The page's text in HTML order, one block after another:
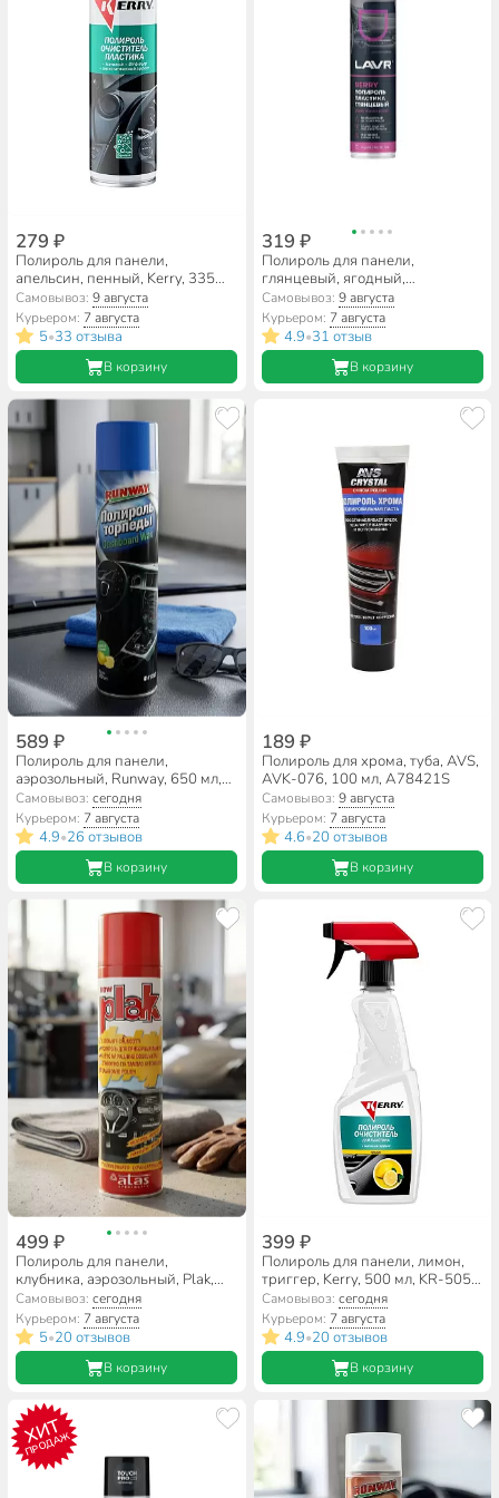
279 ₽
Полироль для панели,
апельсин, пенный, Kerry, 335
мл, KR-905-3
Самовывоз:9 августа
Курьером: 7 августа
5•33 отзыва
В корзину
319 ₽
Полироль для панели,
глянцевый, ягодный,
аэрозольный, Lavr, 400 мл,
Ln1415
Самовывоз: 9 августа
Курьером: 7 августа
4.9•31 отзыв
В корзину
589 ₽
Полироль для панели,
аэрозольный, Runway, 650 мл,
RW6082
Самовывоз:сегодня
Курьером: 7 августа
4.9•26 отзывов
В корзину
189 ₽
Полироль для хрома, туба, AVS,
AVK-076, 100 мл, A78421S
Самовывоз: 9 августа
Курьером: 7 августа
4.6•20 отзывов
В корзину
499 ₽
Полироль для панели,
клубника, аэрозольный, Plak,
400 мл, 16496
Самовывоз:сегодня
Курьером: 7 августа
5•20 отзывов
В корзину
399 ₽
Полироль для панели, лимон,
триггер, Kerry, 500 мл, KR-505-
1
Самовывоз: сегодня
Курьером: 7 августа
4.9•20 отзывов
В корзину
ХИТ
ПРОДАЖ